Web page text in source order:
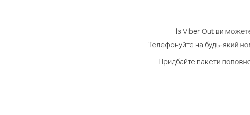
Із Viber Out ви
Телефонуйте на будь-який
Придбайте пакети